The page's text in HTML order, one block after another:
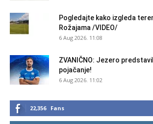
Pogledajte kako izgleda
Rožajama /VIDEO/
6 Aug 2026. 11:08
ZVANIČNO: Jezero
pojačanje!
6 Aug 2026. 11:02
22,356 Fans